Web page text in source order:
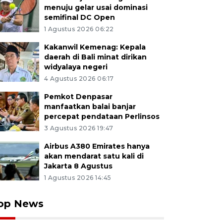
menuju gelar usai dominasi
semifinal DC Open
1 Agustus 2026 06:22
Kakanwil Kemenag: Kepala
daerah di Bali minat dirikan
widyalaya negeri
4 Agustus 2026 06:17
Pemkot Denpasar
manfaatkan balai banjar
percepat pendataan Perlinsos
3 Agustus 2026 19:47
Airbus A380 Emirates hanya
akan mendarat satu kali di
Jakarta 8 Agustus
1 Agustus 2026 14:45
News